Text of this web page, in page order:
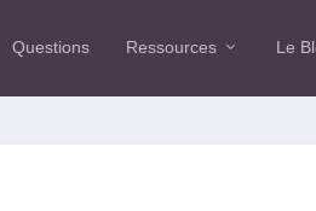
Questions Ressources Le